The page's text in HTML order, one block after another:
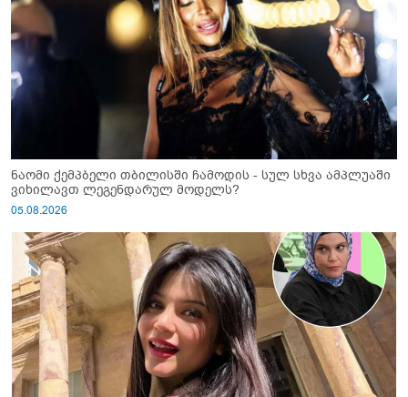
ნაომი ქემპბელი თბილისში ჩამოდის - სულ სხვა ამპლუაში
ვიხილავთ ლეგენდარულ მოდელს?
05.08.2026